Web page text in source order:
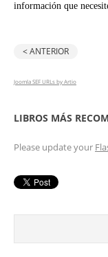
información que
< ANTERIOR
Joomla SEF URLs by Artio
LIBROS MÁS
Please update your